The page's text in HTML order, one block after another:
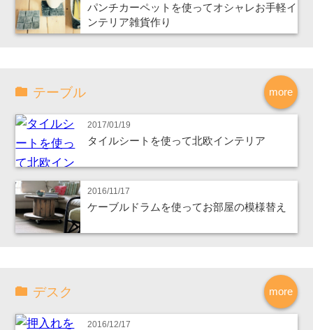
パンチカーペットを使ってオシャレお手軽イ
ンテリア雑貨作り
more
テーブル
2017/01/19
タイルシートを使って北欧インテリア
2016/11/17
ケーブルドラムを使ってお部屋の模様替え
more
デスク
2016/12/17